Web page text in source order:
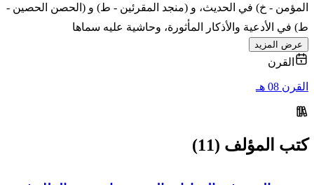
المؤمن - خ) في الحديث، و (منجد المقرئين - ط) و (الحصن الحصين -
ط) في الأدعية والأذكار المأثورة، وحاشية عليه سماها
عرض المزيد
القرن
القرن 08 هـ
كتب المؤلف (11)